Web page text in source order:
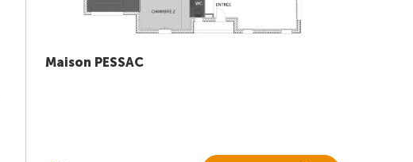
Maison PESSAC